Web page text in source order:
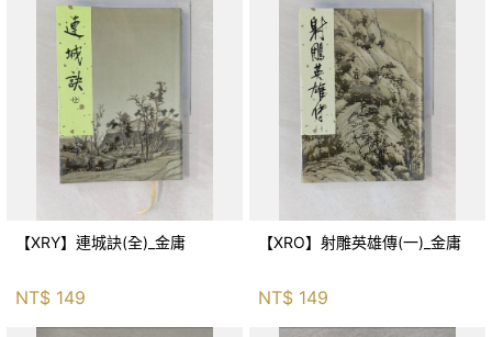
【XRY】連城訣(全)_金庸
NT$ 149
【XRO】射雕英雄傳(一)_金庸
NT$ 149